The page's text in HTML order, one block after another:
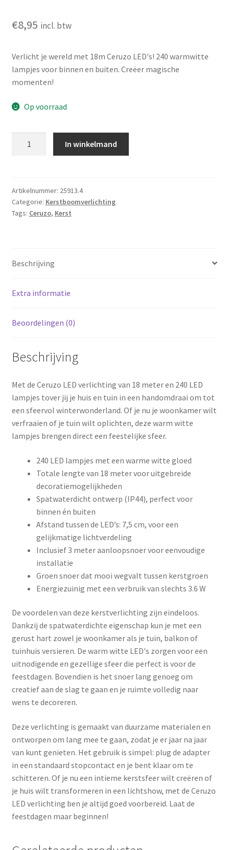
€8,95 incl. btw
Verlicht je wereld met 18m Ceruzo LED's! 240 warmwitte
lampjes voor binnen en buiten. Creëer magische
momenten!
Op voorraad
18
meter
-
-
wit
voor
buiten
In winkelmand
Artikelnummer: 25913.4
Categorie: Kerstboomverlichting
Tags: Ceruzo, Kerst
Beschrijving
Extra informatie
Beoordelingen (0)
Beschrijving
Met de Ceruzo LED verlichting van 18 meter en 240 LED
lampjes tover jij je huis en tuin in een handomdraai om tot
een sfeervol winterwonderland. Of je nu je woonkamer wilt
verfraaien of je tuin wilt oplichten, deze warm witte
lampjes brengen direct een feestelijke sfeer.
240 LED lampjes met een warme witte gloed
Totale lengte van 18 meter voor uitgebreide
decoratiemogelijkheden
Spatwaterdicht ontwerp (IP44), perfect voor
binnen én buiten
Afstand tussen de LED’s: 7,5 cm, voor een
gelijkmatige lichtverdeling
Inclusief 3 meter aanloopsnoer voor eenvoudige
installatie
Groen snoer dat mooi wegvalt tussen kerstgroen
Energiezuinig met een verbruik van slechts 3.6 W
De voordelen van deze kerstverlichting zijn eindeloos.
Dankzij de spatwaterdichte eigenschap kun je met een
gerust hart zowel je woonkamer als je tuin, balkon of
tuinhuis versieren. De warm witte LED's zorgen voor een
uitnodigende en gezellige sfeer die perfect is voor de
feestdagen. Bovendien is het snoer lang genoeg om
creatief aan de slag te gaan en je ruimte volledig naar
wens te decoreren.
Deze verlichting is gemaakt van duurzame materialen en
ontworpen om lang mee te gaan, zodat je er jaar na jaar
van kunt genieten. Het gebruik is simpel: plug de adapter
in een standaard stopcontact en je bent klaar om te
schitteren. Of je nu een intieme kerstsfeer wilt creëren of
je huis wilt transformeren in een lichtshow, met de Ceruzo
LED verlichting ben je altijd goed voorbereid. Laat de
feestdagen maar beginnen!